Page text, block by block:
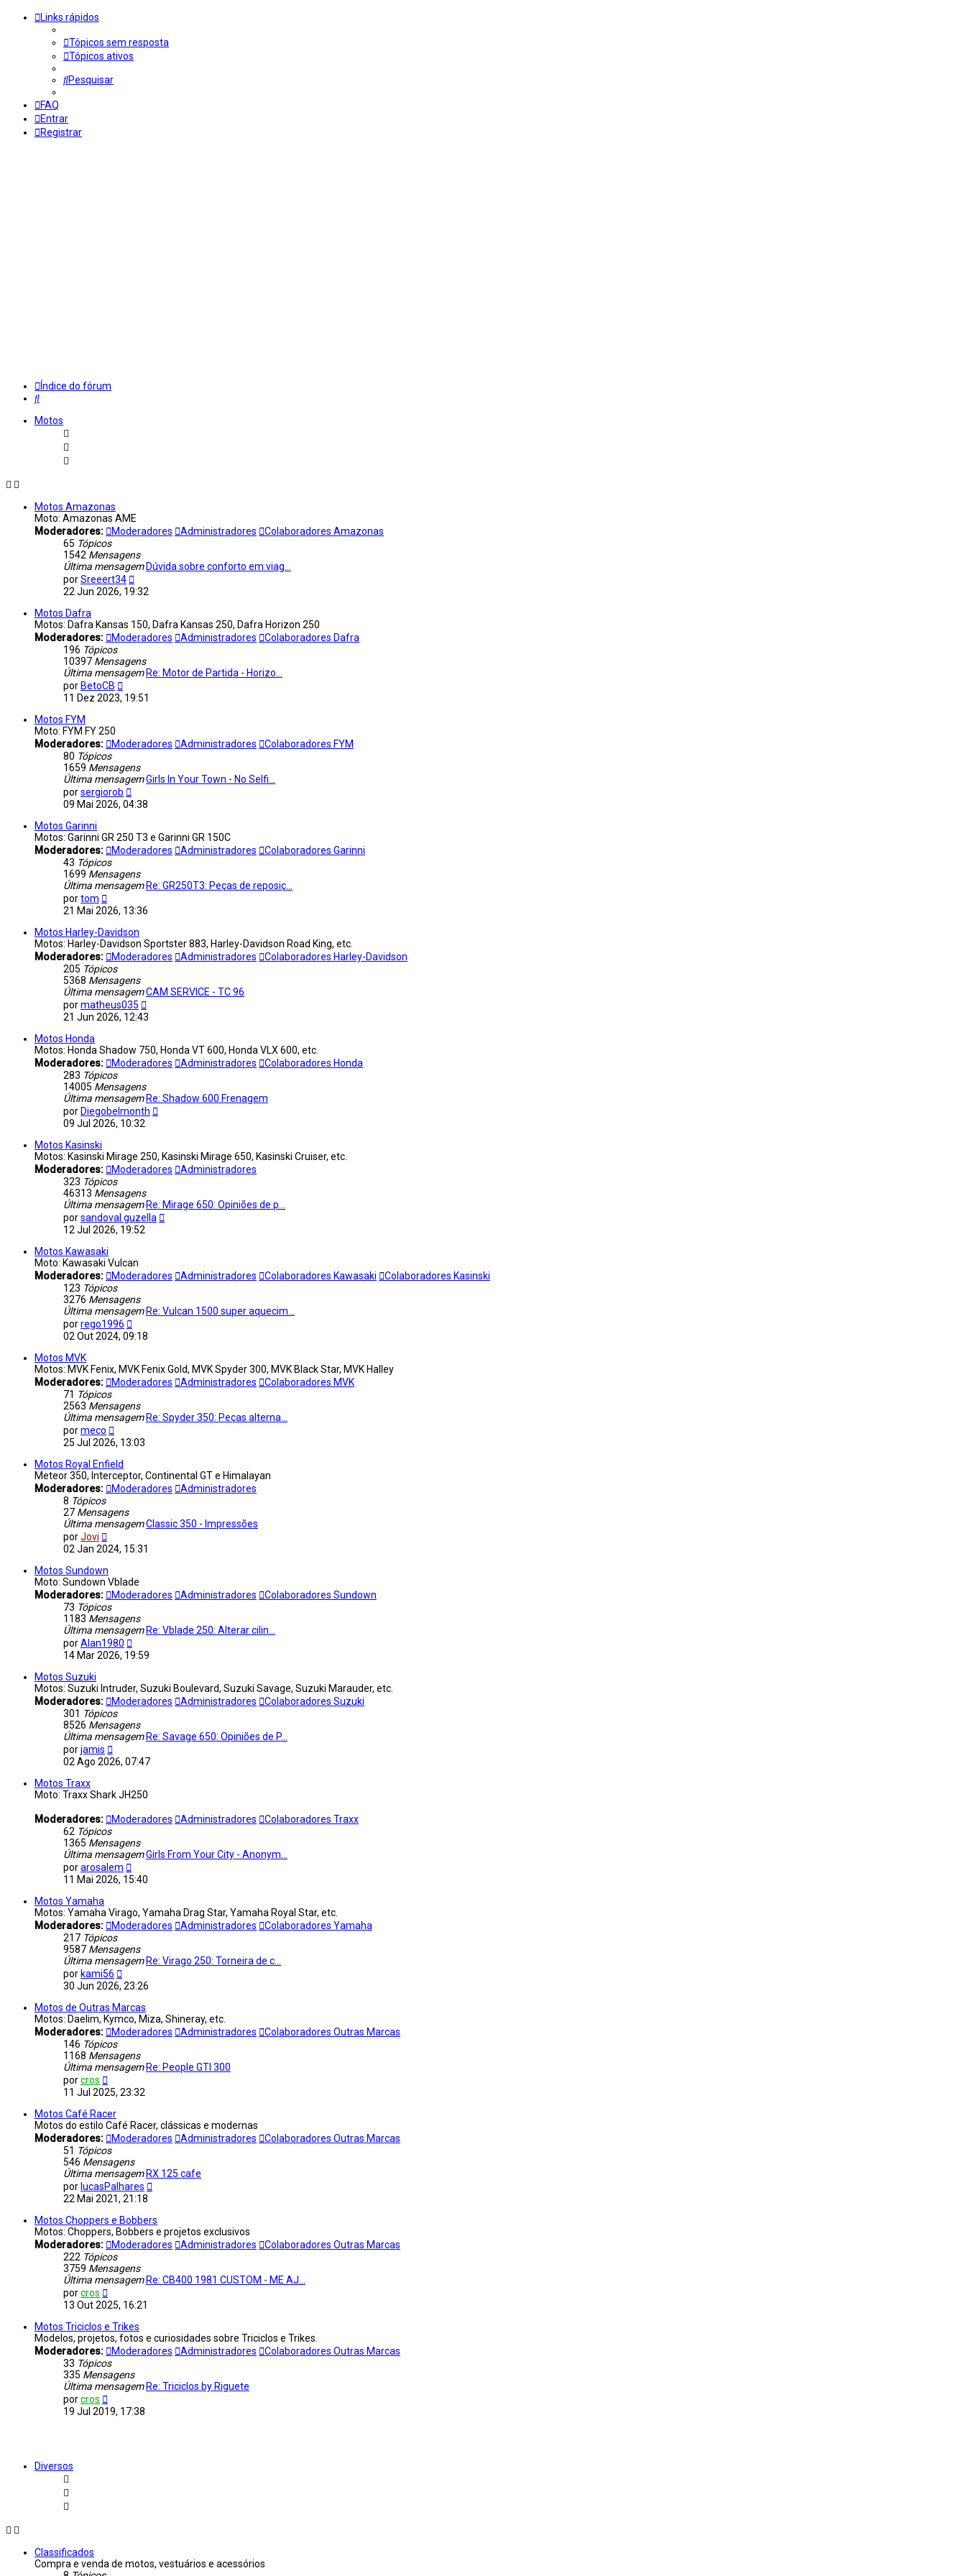
Links rápidos
Tópicos sem resposta
Tópicos ativos
Pesquisar
FAQ
Entrar
Registrar
Índice do fórum
Pesquisar
Motos
Motos Amazonas
Moto: Amazonas AME
Moderadores:
Moderadores Administradores
Colaboradores Amazonas
65 Tópicos
1542 Mensagens
Última mensagem Dúvida sobre conforto em viag…
porSreeert34
última
22 Jun 2026, 19:32
Motos Dafra
Motos: Dafra Kansas 150, Dafra Kansas 250, Dafra Horizon 250
Moderadores:
Moderadores Administradores
Colaboradores Dafra
196 Tópicos
10397 Mensagens
Última mensagem Re: Motor de Partida - Horizo…
por BetoCB
última
11 Dez 2023, 19:51
Motos FYM
Moto: FYM FY 250
Moderadores:
Moderadores Administradores
Colaboradores FYM
80 Tópicos
1659 Mensagens
Última mensagemGirls In Your Town - No Selfi…
porsergiorob
última
09 Mai 2026, 04:38
Motos Garinni
Motos: Garinni GR 250 T3 e Garinni GR 150C
Moderadores:
Moderadores Administradores
Colaboradores Garinni
43 Tópicos
1699 Mensagens
Última mensagem Re: GR250T3: Peças de reposiç…
portom
última
mensagem
21 Mai 2026, 13:36
Motos Harley-Davidson
Motos: Harley-Davidson Sportster 883, Harley-Davidson Road King, etc.
Moderadores:
Moderadores Administradores
Colaboradores Harley-Davidson
205 Tópicos
5368 Mensagens
Última mensagemCAM SERVICE - TC 96
pormatheus035
última
21 Jun 2026, 12:43
Motos Honda
Motos: Honda Shadow 750, Honda VT 600, Honda VLX 600, etc.
Moderadores:
Moderadores Administradores
Colaboradores Honda
283 Tópicos
14005 Mensagens
Última mensagem Re: Shadow 600 Frenagem
por Diegobelmonth
09 Jul 2026, 10:32
Motos Kasinski
Motos: Kasinski Mirage 250, Kasinski Mirage 650, Kasinski Cruiser, etc.
Moderadores:
Moderadores
Administradores
323 Tópicos
46313 Mensagens
Última mensagem Re: Mirage 650: Opiniões de p…
porsandoval guzella
12 Jul 2026, 19:52
Motos Kawasaki
Moto: Kawasaki Vulcan
Moderadores:
Moderadores Administradores Colaboradores Kawasaki
Colaboradores Kasinski
123 Tópicos
3276 Mensagens
Última mensagem Re: Vulcan 1500 super aquecim…
porrego1996
última
02 Out 2024, 09:18
Motos MVK
Motos: MVK Fenix, MVK Fenix Gold, MVK Spyder 300, MVK Black Star, MVK Halley
Moderadores:
Moderadores Administradores
Colaboradores MVK
71 Tópicos
2563 Mensagens
Última mensagem Re: Spyder 350: Peças alterna…
pormeco
última
mensagem
25 Jul 2026, 13:03
Motos Royal Enfield
Meteor 350, Interceptor, Continental GT e Himalayan
Moderadores:
Moderadores
Administradores
8 Tópicos
27 Mensagens
Última mensagemClassic 350 - Impressões
porJovi
última
mensagem
02 Jan 2024, 15:31
Motos Sundown
Moto: Sundown Vblade
Moderadores:
Moderadores Administradores
Colaboradores Sundown
73 Tópicos
1183 Mensagens
Última mensagem Re: Vblade 250: Alterar cilin…
porAlan1980
última
14 Mar 2026, 19:59
Motos Suzuki
Motos: Suzuki Intruder, Suzuki Boulevard, Suzuki Savage, Suzuki Marauder, etc.
Moderadores:
Moderadores Administradores
Colaboradores Suzuki
301 Tópicos
8526 Mensagens
Última mensagem Re: Savage 650: Opiniões de P…
porjamis
última
mensagem
02 Ago 2026, 07:47
Motos Traxx
Moto: Traxx Shark JH250
Moderadores: Moderadores Administradores
Colaboradores Traxx
62 Tópicos
1365 Mensagens
Última mensagemGirls From Your City - Anonym…
porarosalem
última
11 Mai 2026, 15:40
Motos Yamaha
Motos: Yamaha Virago, Yamaha Drag Star, Yamaha Royal Star, etc.
Moderadores:
Moderadores Administradores
Colaboradores Yamaha
217 Tópicos
9587 Mensagens
Última mensagem Re: Virago 250: Torneira de c…
por kami56
última
30 Jun 2026, 23:26
Motos de Outras Marcas
Motos: Daelim, Kymco, Miza, Shineray, etc.
Moderadores:
Moderadores Administradores
Colaboradores Outras Marcas
146 Tópicos
1168 Mensagens
Última mensagem Re: People GTI 300
porcros
última
mensagem
11 Jul 2025, 23:32
Motos Café Racer
Motos do estilo Café Racer, clássicas e modernas
Moderadores:
Moderadores Administradores
Colaboradores Outras Marcas
51 Tópicos
546 Mensagens
Última mensagem RX 125 cafe
por lucasPalhares
22 Mai 2021, 21:18
Motos Choppers e Bobbers
Motos: Choppers, Bobbers e projetos exclusivos
Moderadores:
Moderadores Administradores
Colaboradores Outras Marcas
222 Tópicos
3759 Mensagens
Última mensagem Re: CB400 1981 CUSTOM - ME AJ…
porcros
última
mensagem
13 Out 2025, 16:21
Motos Triciclos e Trikes
Modelos, projetos, fotos e curiosidades sobre Triciclos e Trikes.
Moderadores:
Moderadores Administradores
Colaboradores Outras Marcas
33 Tópicos
335 Mensagens
Última mensagem Re: Triciclos by Riguete
porcros
última
mensagem
19 Jul 2019, 17:38
Diversos
Classificados
Compra e venda de motos, vestuários e acessórios